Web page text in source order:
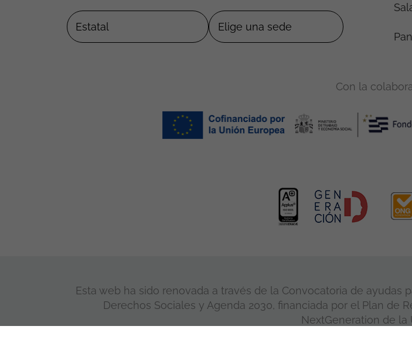
Con la
Esta web ha sido renovada a través de la Convocatoria de ayudas
Derechos Sociales y Agenda 2030, financiada por el Plan de
NextGeneration de la